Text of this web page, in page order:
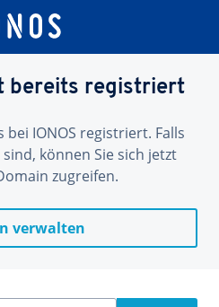
bereits registriert
IONOS registriert. Falls
können Sie sich jetzt
zugreifen.
verwalten